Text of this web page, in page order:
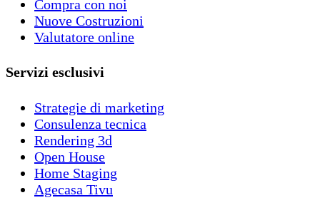
Compra con noi
Nuove Costruzioni
Valutatore online
Servizi esclusivi
Strategie di marketing
Consulenza tecnica
Rendering 3d
Open House
Home Staging
Agecasa Tivu